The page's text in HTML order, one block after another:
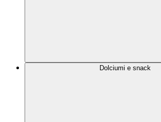
Dolciumi e snack